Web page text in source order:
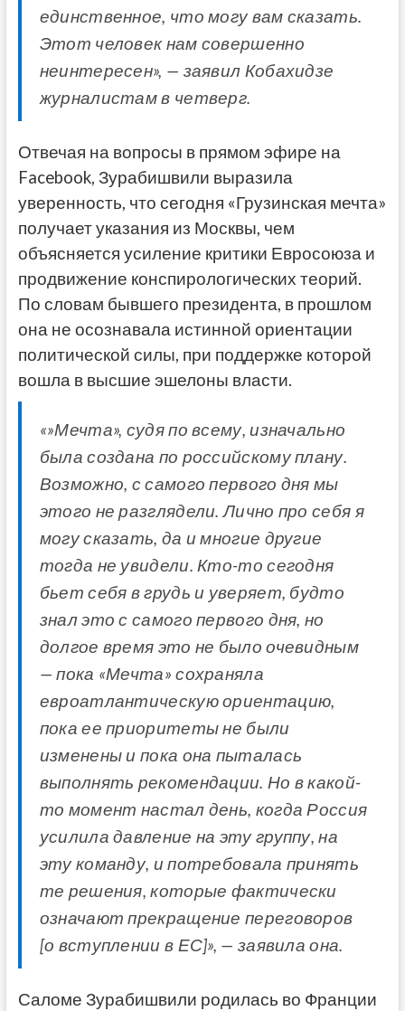
единственное, что могу вам сказать.
Этот человек нам совершенно
неинтересен», — заявил Кобахидзе
журналистам в четверг.
Отвечая на вопросы в прямом эфире на
Facebook, Зурабишвили выразила
уверенность, что сегодня «Грузинская мечта»
получает указания из Москвы, чем
объясняется усиление критики Евросоюза и
продвижение конспирологических теорий.
По словам бывшего президента, в прошлом
она не осознавала истинной ориентации
политической силы, при поддержке которой
вошла в высшие эшелоны власти.
«»Мечта», судя по всему, изначально
была создана по российскому плану.
Возможно, с самого первого дня мы
этого не разглядели. Лично про себя я
могу сказать, да и многие другие
тогда не увидели. Кто-то сегодня
бьет себя в грудь и уверяет, будто
знал это с самого первого дня, но
долгое время это не было очевидным
— пока «Мечта» сохраняла
евроатлантическую ориентацию,
пока ее приоритеты не были
изменены и пока она пыталась
выполнять рекомендации. Но в какой-
то момент настал день, когда Россия
усилила давление на эту группу, на
эту команду, и потребовала принять
те решения, которые фактически
означают прекращение переговоров
[о вступлении в ЕС]», — заявила она.
Саломе Зурабишвили родилась во Франции